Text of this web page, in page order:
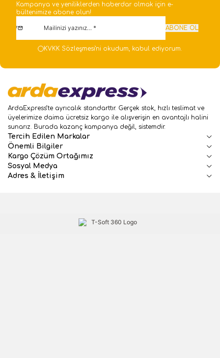
Kampanya ve yeniliklerden haberdar olmak için e-
bültenimize abone olun!
ABONE OL
KVKK Sözleşmesi'niokudum, kabul ediyorum.
ArdaExpress’te ayrıcalık standarttır. Gerçek stok, hızlı teslimat ve
üyelerimize daima ücretsiz kargo ile alışverişin en avantajlı halini
sunarız. Burada kazanç kampanya değil, sistemdir.
Tercih Edilen Markalar
Önemli Bilgiler
Kargo Çözüm Ortağımız
Sosyal Medya
Adres & İletişim